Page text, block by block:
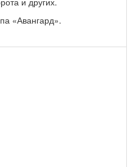
«Авангард».